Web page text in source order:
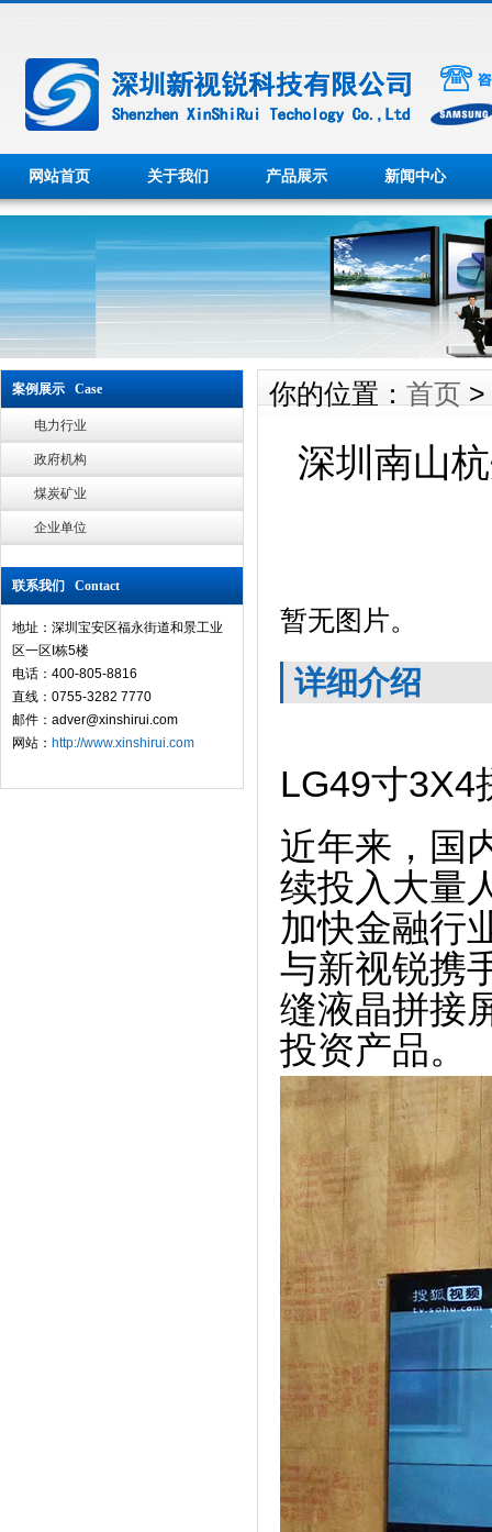
网站首页 关于我们 产品展示 新闻中心
案例展示 Case
电力行业
政府机构
煤炭矿业
企业单位
联系我们 Contact
地址：深圳宝安区福永街道和景工业
区一区I栋5楼
电话：400-805-8816
直线：0755-3282 7770
邮件：adver@xinshirui.com
网站： http://www.xinshirui.com
你的位置： 首页 >
深圳南山
暂无图片。
详细介绍
LG49寸3X4
近年来，国
续投入大量
加快金融行
与新视锐携
缝液晶拼接
投资产品。